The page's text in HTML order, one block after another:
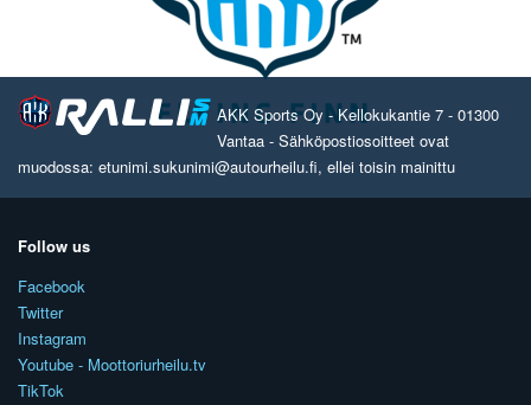
AKK Sports Oy - Kellokukantie 7 - 01300
Vantaa - Sähköpostiosoitteet ovat
muodossa: etunimi.sukunimi@autourheilu.fi, ellei toisin mainittu
Follow us
Facebook
Twitter
Instagram
Youtube - Moottoriurheilu.tv
TikTok